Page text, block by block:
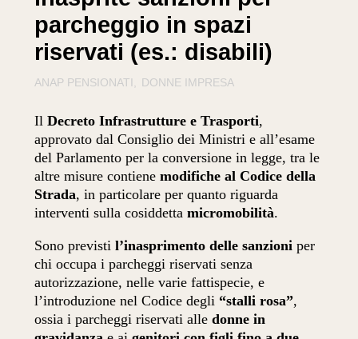
parcheggio in spazi
riservati (es.: disabili)
ANAP PENSIONATI DONNE IMPRESA
IlDecreto Infrastrutture e Trasporti,
approvato dal Consiglio dei Ministri e all’esame
del Parlamento per la conversione in legge, tra le
altre misure contienemodifiche al Codice della
Strada, in particolare per quanto riguarda
interventi sulla cosiddettamicromobilità.
Sono previstil’inasprimento delle sanzioni per
chi occupa i parcheggi riservati senza
autorizzazione, nelle varie fattispecie, e
l’introduzione nel Codice degli “stalli rosa”,
ossia i parcheggi riservati alledonne in